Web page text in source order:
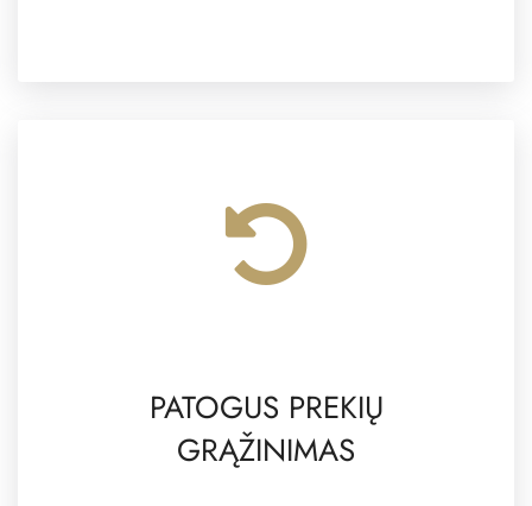
PATOGUS PREKIŲ
GRĄŽINIMAS